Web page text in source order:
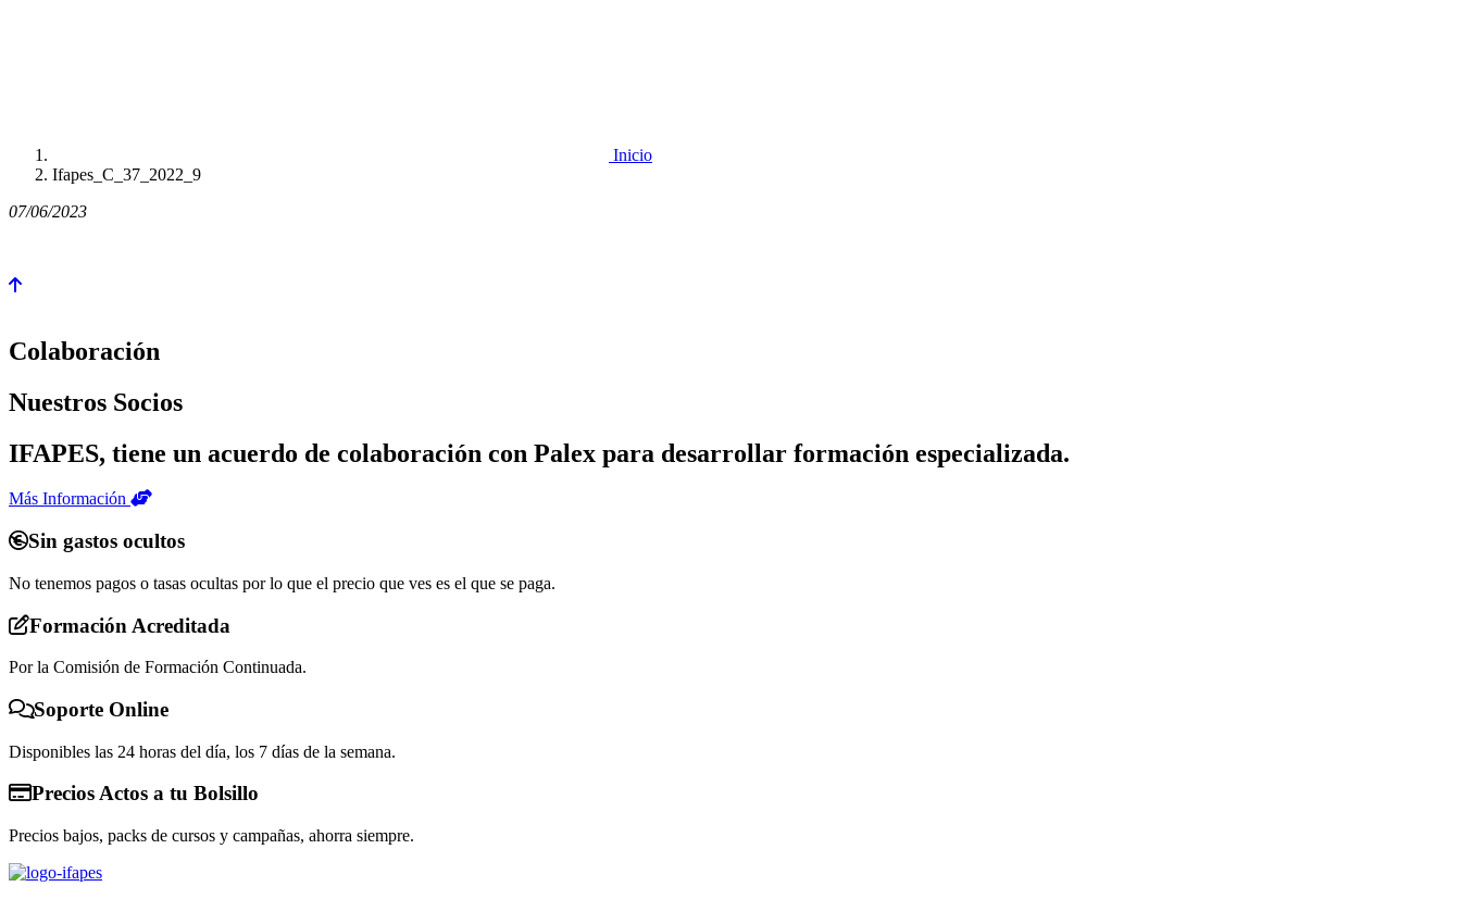
Inicio
Ifapes_C_37_2022_9
07/06/2023
Colaboración
Nuestros Socios
IFAPES, tiene un acuerdo de colaboración con Palex para desarrollar formación especializada.
Más Información
Sin gastos ocultos
No tenemos pagos o tasas ocultas por lo que el precio que ves es el que se paga.
Formación Acreditada
Por la Comisión de Formación Continuada.
Soporte Online
Disponibles las 24 horas del día, los 7 días de la semana.
Precios Actos a tu Bolsillo
Precios bajos, packs de cursos y campañas, ahorra siempre.